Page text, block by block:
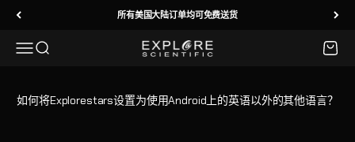
跳转到内容 所有美国大陆订单均可免费送货
菜单搜索 Explore Scientific 购物车
如何将Explorestars设置为使用Android上的英语以外的其他语言？